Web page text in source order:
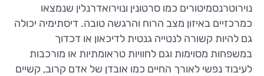
נוירוטרנסמיטורים כמו סרטונין ונוירואדרנלין שנמצאו
כמרכזיים באיזון מצב הרוח והרגשה טובה. דיסתימיה יכולה
גם להיות קשורה לנטייה גנטית לדיכאון או דכדוך
במשפחות מסוימות וגם לחוויות טראומתיות או מורכבות
לעיבוד נפשי לאורך החיים כמו אובדן של אדם קרוב, קשיים